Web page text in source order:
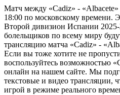
Матч между «Cadiz» - «Albacete»
18:00 по московскому времени.
Второй дивизион Испании
болельщиков по всему миру
трансляцию матча «Cadiz» -
Если вы тоже хотите не
воспользуйтесь возможностью
онлайн на нашем сайте. Мы
текстовые и видео трансляции,
игрой в режиме реального